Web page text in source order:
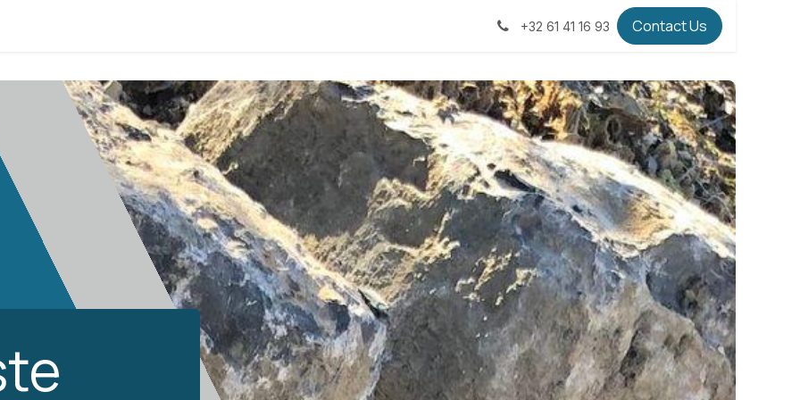
+32 61 41 16 93 Contact Us